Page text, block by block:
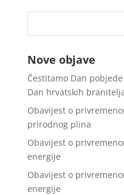
Nove objave
Čestitamo Dan
Dan hrvatskih
Obavijest o
prirodnog plina
Obavijest o
energije
Obavijest o
energije